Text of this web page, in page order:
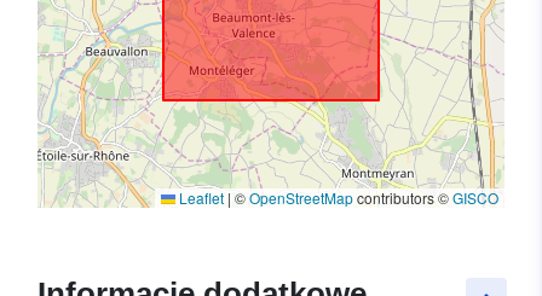
Leaflet | ©OpenStreetMapcontributors ©GISCO